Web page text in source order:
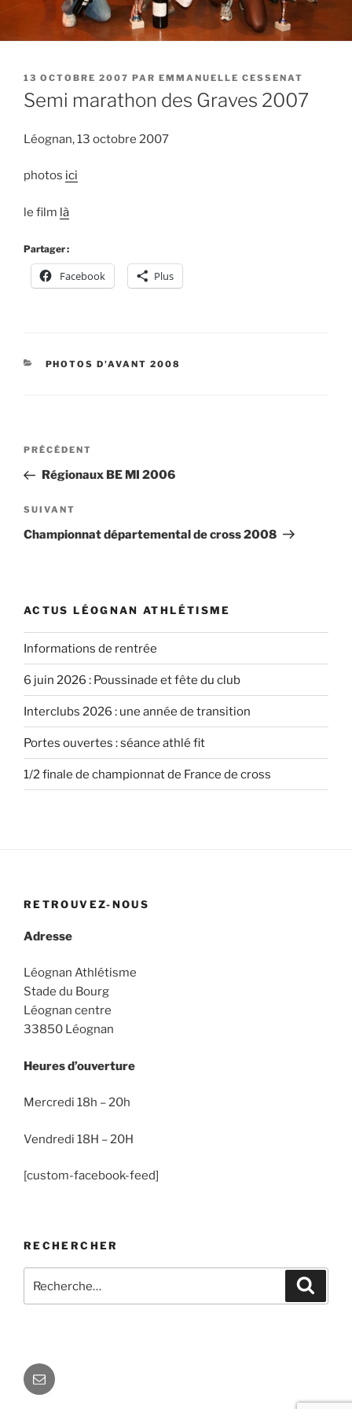
PUBLIÉ
LE
13 OCTOBRE 2007 PAR EMMANUELLE CESSENAT
Semi marathon des Graves 2007
Léognan, 13 octobre 2007
photos ici
le film là
Partager :
Facebook Plus
CATÉGORIES
PHOTOS D'AVANT 2008
Navigation
l’article
Article
précédent
PRÉCÉDENT
Régionaux BE MI 2006
Article
suivant
SUIVANT
Championnat départemental de cross 2008
ACTUS LÉOGNAN ATHLÉTISME
Informations de rentrée
6 juin 2026 : Poussinade et fête du club
Interclubs 2026 : une année de transition
Portes ouvertes : séance athlé fit
1/2 finale de championnat de France de cross
RETROUVEZ-NOUS
Adresse
Léognan Athlétisme
Stade du Bourg
Léognan centre
33850 Léognan
Heures d’ouverture
Mercredi 18h – 20h
Vendredi 18H – 20H
[custom-facebook-feed]
RECHERCHER
pour
E-
mail